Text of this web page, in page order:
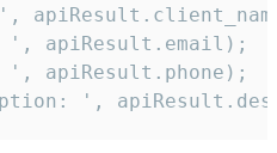
', apiResult.email);
', apiResult.phone);
',